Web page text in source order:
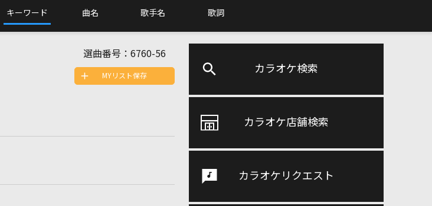
キーワード 曲名 歌手名 歌詞
カラオケ検索
カラオケ店舗検索
カラオケリクエスト
選曲番号： 6760-56
MYリスト保存